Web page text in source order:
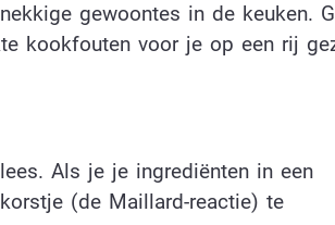
gewoontes in de keuken.
kookfouten voor je op een rij
Als je je ingrediënten in een
(de Maillard-reactie) te